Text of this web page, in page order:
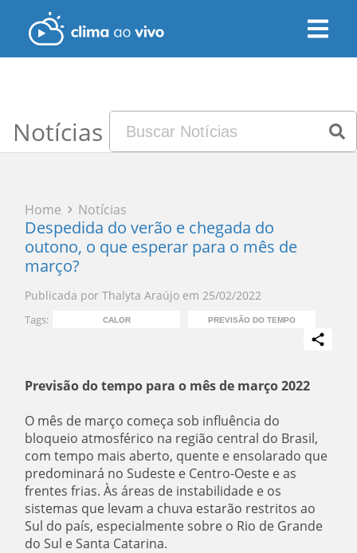
Notícias
Home Notícias
Despedida do verão e chegada do
outono, o que esperar para o mês de
março?
Publicada por Thalyta Araújo em 25/02/2022
Tags: CALOR PREVISÃO DO TEMPO
Previsão do tempo para o mês de março 2022
O mês de março começa sob influência do
bloqueio atmosférico na região central do Brasil,
com tempo mais aberto, quente e ensolarado que
predominará no Sudeste e Centro-Oeste e as
frentes frias. Às áreas de instabilidade e os
sistemas que levam a chuva estarão restritos ao
Sul do país, especialmente sobre o Rio de Grande
do Sul e Santa Catarina.